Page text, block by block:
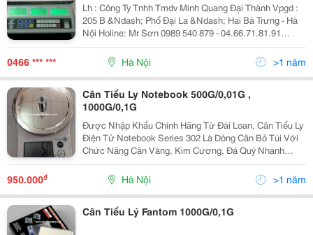
Lh : Công Ty Tnhh Tmdv Minh Quang Đại Thành Vpgd :
205 B &Ndash; Phố Đại La &Ndash; Hai Bà Trưng - Hà
Nội Holine: Mr Sơn 0989 540 879 - 04.66.71.81.91
&Ndash; 0984 615 319 Email
:Minhquangdaithanh.com@Gmail.com
Http://Dienmaylehuy.com/
0466 *** *** Hà Nội >1 năm
Cân Tiểu Ly Notebook 500G/0,01G ,
1000G/0,1G
Được Nhập Khẩu Chính Hãng Từ Đài Loan, Cân Tiểu Ly
Điện Tử Notebook Series 302 Là Dòng Cân Bỏ Túi Với
Chức Năng Cân Vàng, Kim Cương, Đá Quý Nhanh
Nhất, Chính Xác Và Hiệu Quả Nhất Trên Thị Trường
Hiện Nay. Bạn Là Một Nhà Kinh Doanh, Một Chủ Tiệm
950.000₫ Hà Nội >1 năm
Cân Tiểu Lý Fantom 1000G/0,1G